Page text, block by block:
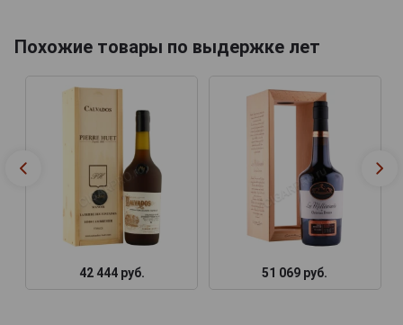
Похожие товары по выдержке лет
42 444 руб. 51 069 руб.